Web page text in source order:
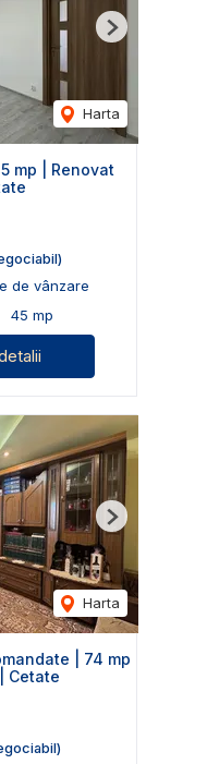
Harta
Next
mp | Renovat
de vânzare
45 mp
Harta
Next
| 74 mp
Cetate